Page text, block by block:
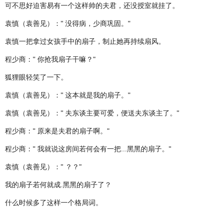
可不思好迫害易有一个这样帅的夫君，还没授室就挂了。
袁慎（袁善见）：" 没得病，少商巩固。"
袁慎一把拿过女孩手中的扇子，制止她再持续扇风。
程少商：" 你抢我扇子干嘛？"
狐狸眼轻笑了一下。
袁慎（袁善见）：" 这本就是我的扇子。"
袁慎（袁善见）：" 夫东谈主要可爱，便送夫东谈主了。"
程少商：" 原来是夫君的扇子啊。"
程少商：" 我就说这房间若何会有一把...黑黑的扇子。"
袁慎（袁善见）：" ？？"
我的扇子若何就成.黑黑的扇子了？
什么时候多了这样一个格局词。